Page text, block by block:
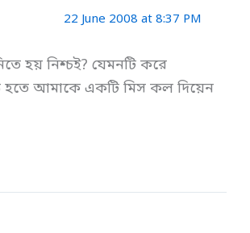
22 June 2008 at 8:37 PM
হয় নিশ্চই? যেমনটি করে
হতে আমাকে একটি মিস কল দিয়েন